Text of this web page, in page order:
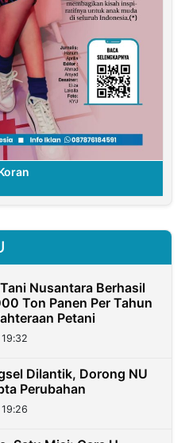
Nusantara Berhasil
Ton Panen Per Tahun
Petani
Dilantik, Dorong NU
Perubahan